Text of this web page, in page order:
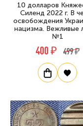
10 долларов
Силенд 2022 г. В
освобождения
нацизма. Вежливые
№1
400 ₽ 499 ₽